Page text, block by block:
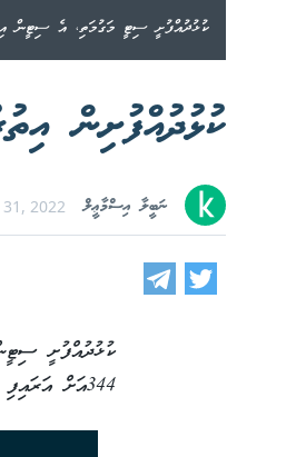
ކުޅުދުއްފުށީ ސިޓީ މަގުމަތި، އެ ސިޓީން އިއްޔެ ވަނީ 40 މީހުން ކޮވިޑަށް
ކުޅުދުއްފުށިން އިތުރު 40 މީހުން
ނަބީލާ އިސްމާޢީލް 31, 2022
344އަށް އަރައިފި އެވެ.